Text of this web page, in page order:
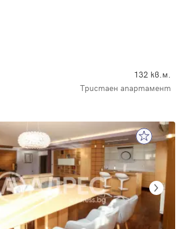
132 кв.м.
Тристаен апартамент